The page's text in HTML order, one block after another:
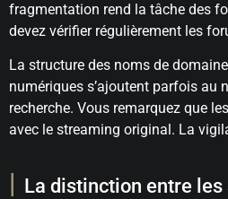
fragmentation rend la tâche des
devez vérifier régulièrement les
La structure des noms de
numériques s’ajoutent parfois au
recherche. Vous remarquez que
avec le streaming original. La
La distinction entre